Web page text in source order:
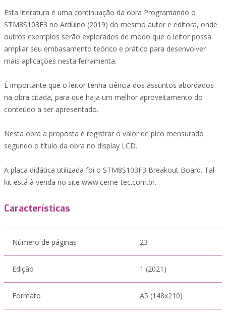
Esta literatura é uma continuação da obra Programando o
STM8S103F3 no Arduino (2019) do mesmo autor e editora, onde
outros exemplos serão explorados de modo que o leitor possa
ampliar seu embasamento teórico e prático para desenvolver
mais aplicações nesta ferramenta.
É importante que o leitor tenha ciência dos assuntos abordados
na obra citada, para que haja um melhor aproveitamento do
conteúdo a ser apresentado.
Nesta obra a proposta é registrar o valor de pico mensurado
segundo o título da obra no display LCD.
A placa didática utilizada foi o STM8S103F3 Breakout Board. Tal
kit está à venda no site www.cerne-tec.com.br.
Características
Número de páginas 23
Edição 1 (2021)
Formato A5 (148x210)